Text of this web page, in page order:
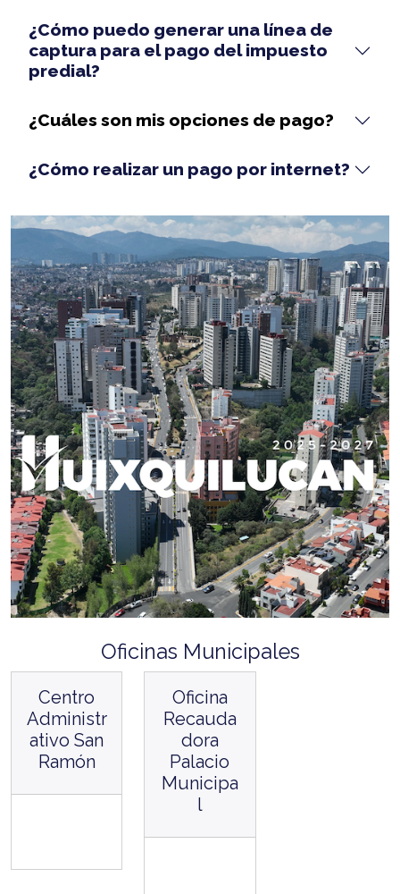
¿Cómo puedo generar una línea de
captura para el pago del impuesto
predial?
¿Cuáles son mis opciones de pago?
¿Cómo realizar un pago por internet?
Oficinas Municipales
Centro
Administr
ativo San
Ramón
Oficina
Recauda
dora
Palacio
Municipa
l